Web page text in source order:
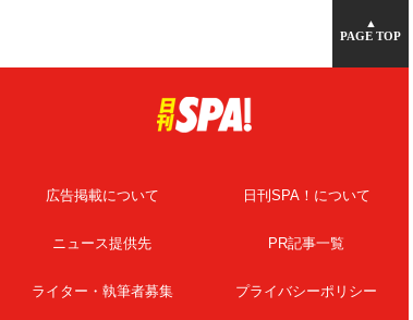
▲
PAGE TOP
広告掲載について 日刊SPA！について
ニュース提供先 PR記事一覧
ライター・執筆者募集 プライバシーポリシー